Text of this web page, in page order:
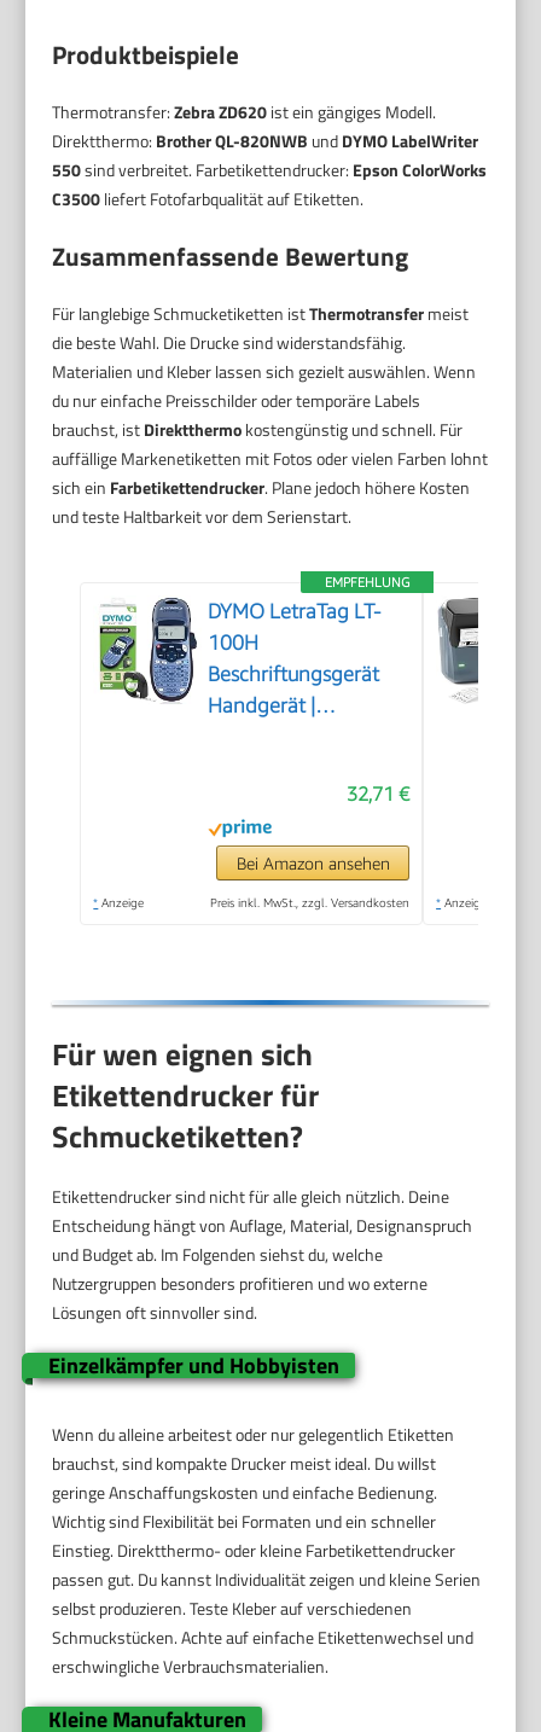
Produktbeispiele
Thermotransfer:Zebra ZD620ist ein gängiges Modell.
Direktthermo: Brother QL-820NWB undDYMO LabelWriter
550sind verbreitet. Farbetikettendrucker: Epson ColorWorks
C3500liefert Fotofarbqualität auf Etiketten.
Zusammenfassende Bewertung
Für langlebige Schmucketiketten istThermotransfermeist
die beste Wahl. Die Drucke sind widerstandsfähig.
Materialien und Kleber lassen sich gezielt auswählen. Wenn
du nur einfache Preisschilder oder temporäre Labels
brauchst, istDirektthermokostengünstig und schnell. Für
auffällige Markenetiketten mit Fotos oder vielen Farben lohnt
sich ein Farbetikettendrucker. Plane jedoch höhere Kosten
und teste Haltbarkeit vor dem Serienstart.
EMPFEHLUNG
DYMO LetraTag LT-
100H
Beschriftungsgerät
Handgerät |
ABC Tastatur | blau |
Ideal fürs Büro oder
zu Hause
32,71 €
Bei Amazon ansehen
* Anzeige Preis inkl. MwSt., zzgl. Versandkosten * Anzeige
Für wen eignen sich
Etikettendrucker für
Schmucketiketten?
Etikettendrucker sind nicht für alle gleich nützlich. Deine
Entscheidung hängt von Auflage, Material, Designanspruch
und Budget ab. Im Folgenden siehst du, welche
Nutzergruppen besonders profitieren und wo externe
Lösungen oft sinnvoller sind.
Einzelkämpfer und Hobbyisten
Wenn du alleine arbeitest oder nur gelegentlich Etiketten
brauchst, sind kompakte Drucker meist ideal. Du willst
geringe Anschaffungskosten und einfache Bedienung.
Wichtig sind Flexibilität bei Formaten und ein schneller
Einstieg. Direktthermo- oder kleine Farbetikettendrucker
passen gut. Du kannst Individualität zeigen und kleine Serien
selbst produzieren. Teste Kleber auf verschiedenen
Schmuckstücken. Achte auf einfache Etikettenwechsel und
erschwingliche Verbrauchsmaterialien.
Kleine Manufakturen